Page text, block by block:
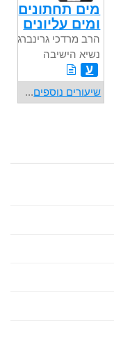
מים תחתונים
ומים עליונים
הרב מרדכי גרינברג
נשיא הישיבה
ע
שיעורים נוספים...